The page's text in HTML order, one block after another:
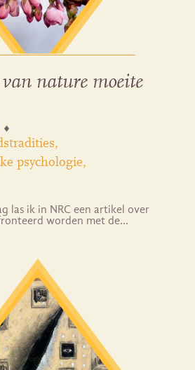
nature moeite
psychologie
las ik in NRC een artikel over
worden met de…